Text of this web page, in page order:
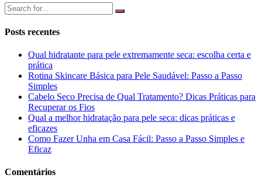
Posts recentes
Qual hidratante para pele extremamente seca: escolha certa e
prática
Rotina Skincare Básica para Pele Saudável: Passo a Passo
Simples
Cabelo Seco Precisa de Qual Tratamento? Dicas Práticas para
Recuperar os Fios
Qual a melhor hidratação para pele seca: dicas práticas e
eficazes
Como Fazer Unha em Casa Fácil: Passo a Passo Simples e
Eficaz
Comentários